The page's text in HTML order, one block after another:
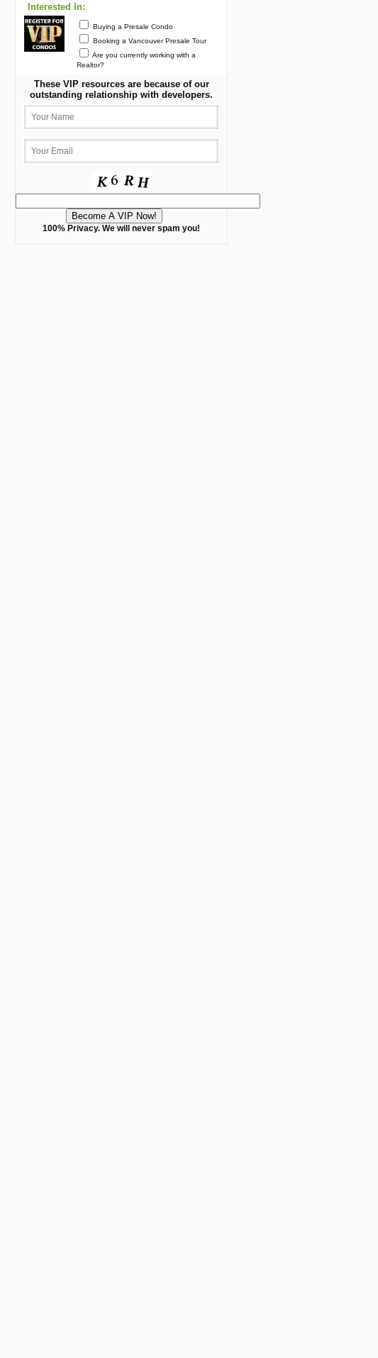
Interested In:
Buying a Presale Condo
Booking a Vancouver Presale Tour
Are you currently working with a
Realtor?
These VIP resources are because of our
outstanding relationship with developers.
100% Privacy. We will never spam you!